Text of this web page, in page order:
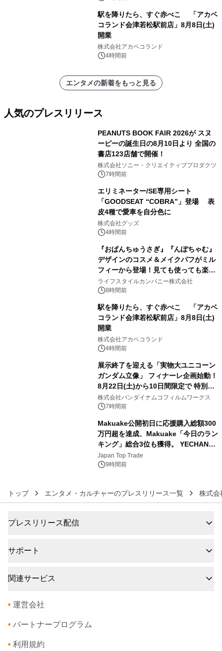
駅を降りたら、すぐ赤べこ 「アカベ
コランド会津若松駅前店」8月8日(土)
開業
株式会社アカベコランド
4時間前
エンタメの新着をもっと見る
人気のプレスリリース
PEANUTS BOOK FAIR 2026が スヌ
ーピーの誕生日の8月10日より 全国の
書店123店舗で開催！
株式会社ソニー・クリエイティブプロダクツ
7時間前
エリミネーター/SE専用シート
「GOODSEAT “COBRA”」登場 表
皮4種で愛車を自分色に
株式会社グッズ
4時間前
『おぱんちゅうさぎ』『んぽちゃむ』
デザインのコスメ＆メイクパフがミル
フィーから登場！見ても使っても楽し
い、ポップでキュートなコレクショ
ン。
ライフスタイルカンパニー株式会社
8時間前
駅を降りたら、すぐ赤べこ 「アカベ
コランド会津若松駅前店」8月8日(土)
開業
株式会社アカベコランド
4時間前
展示終了を迎える「実物大ユニコーン
ガンダム立像」 フィナーレ企画始動！
8月22日(土)から10日間限定で 特別映
像『UNICORN GUNDAM Statue ―
BEYOND POSSIBILITY ―』を上映！
株式会社バンダイナムコフィルムワークス
7時間前
Makuake公開初日に応援購入総額300
万円超を達成、Makuake「今日のラン
キング」総合3位も獲得。 YECHAN音
浴シンギングボウル第2弾の大型サイ
ズ（XL・2XL・3XL）を先行販売中
Japan Top Trade
9時間前
トップ エンタメ・カルチャーのプレスリリース一覧 株式会
プレスリリース配信
サポート
関連サービス
• 運営会社
• パートナープログラム
• 利用規約